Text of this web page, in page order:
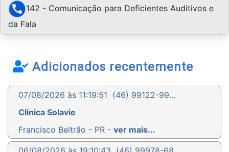
142 - Comunicação para Deficientes Auditivos e
da Fala
Adicionados recentemente
07/08/2026 às 11:19:51 (46) 99122-99...
Clinica Solavie
Francisco Beltrão - PR - ver mais...